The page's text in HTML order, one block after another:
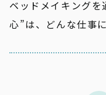
ベッドメイキング
心”は、どんな仕事